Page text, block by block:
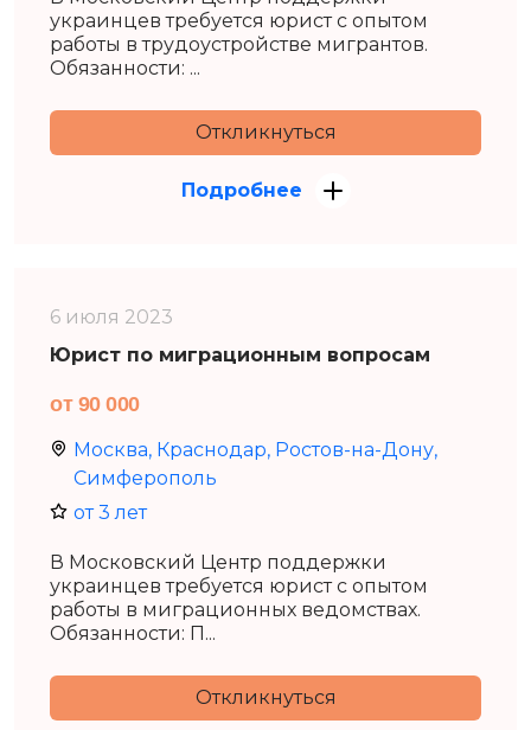
украинцев требуется юрист с опытом
работы в трудоустройстве мигрантов.
Обязанности: ...
Откликнуться
Подробнее
6 июля 2023
Юрист по миграционным вопросам
от 90 000
Москва, Краснодар, Ростов-на-Дону,
Симферополь
от 3 лет
В Московский Центр поддержки
украинцев требуется юрист с опытом
работы в миграционных ведомствах.
Обязанности: П...
Откликнуться